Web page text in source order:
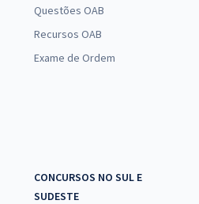
Questões OAB
Recursos OAB
Exame de Ordem
CONCURSOS NO SUL E
SUDESTE